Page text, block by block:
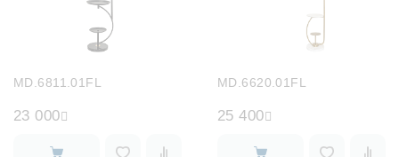
MD.6811.01FL
23 000
MD.6620.01FL
25 400